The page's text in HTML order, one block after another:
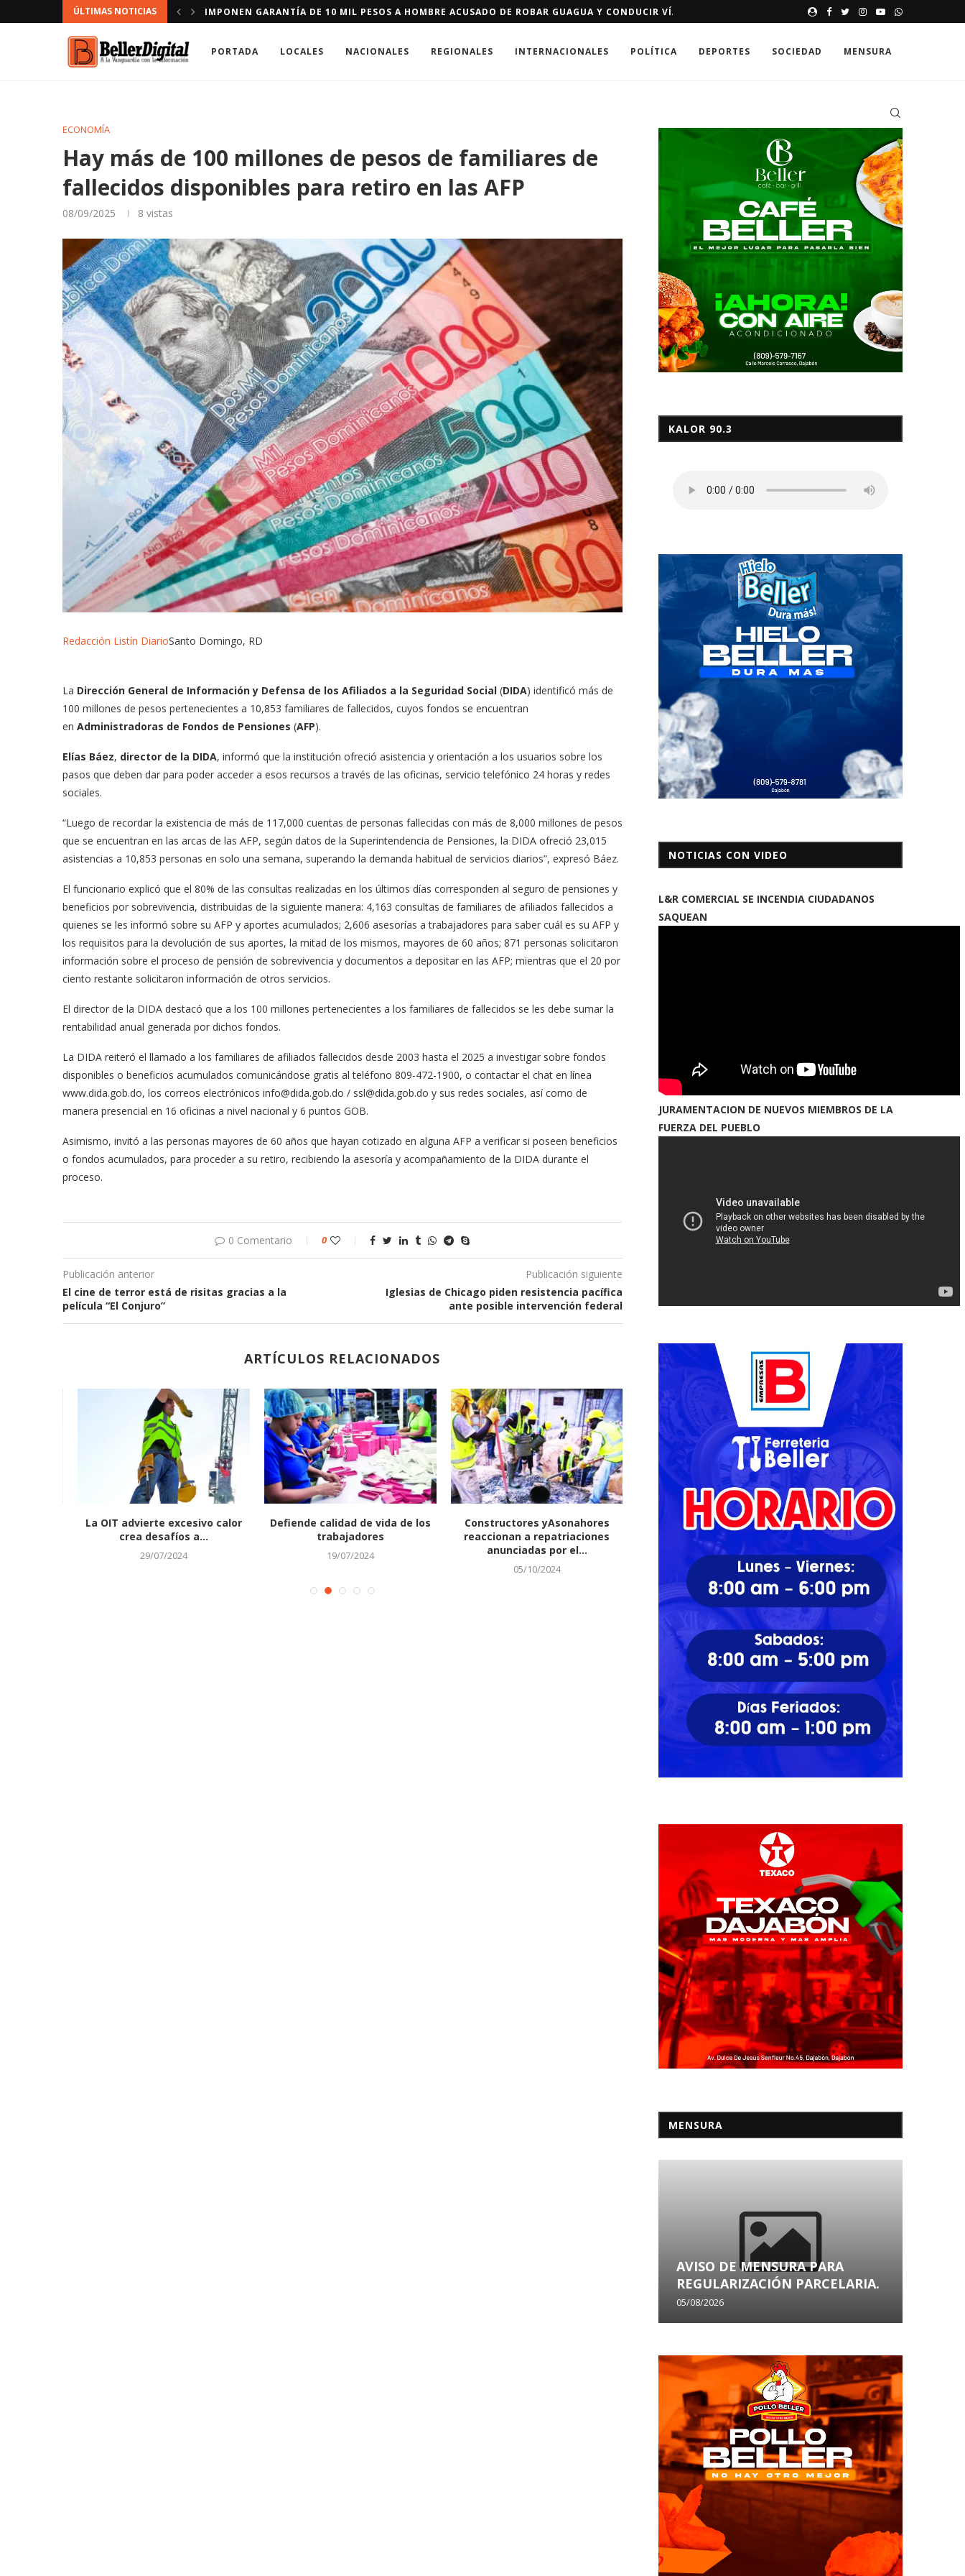
ÚLTIMAS NOTICIAS
VÍA CONTRARIA DOMINICANOS A LOS QUE SE LES NIEGUE RESIDENCIA DE EEUU PODRÁN PAGAR FIANZA DE HASTA 250,000 DÓLARES MEMORIAS DE UNA SONRISA
PORTADA LOCALES NACIONALES REGIONALES INTERNACIONALES POLÍTICA DEPORTES SOCIEDAD MENSURA
ECONOMÍA
Hay más de 100 millones de pesos de familiares de
fallecidos disponibles para retiro en las AFP
08/09/2025 8 vistas
Redacción Listín DiarioSanto Domingo, RD
La Dirección General de Información y Defensa de los Afiliados a la Seguridad Social (DIDA) identificó más de
100 millones de pesos pertenecientes a 10,853 familiares de fallecidos, cuyos fondos se encuentran
en Administradoras de Fondos de Pensiones (AFP).
Elías Báez, director de la DIDA, informó que la institución ofreció asistencia y orientación a los usuarios sobre los
pasos que deben dar para poder acceder a esos recursos a través de las oficinas, servicio telefónico 24 horas y redes
sociales.
“Luego de recordar la existencia de más de 117,000 cuentas de personas fallecidas con más de 8,000 millones de pesos
que se encuentran en las arcas de las AFP, según datos de la Superintendencia de Pensiones, la DIDA ofreció 23,015
asistencias a 10,853 personas en solo una semana, superando la demanda habitual de servicios diarios”, expresó Báez.
El funcionario explicó que el 80% de las consultas realizadas en los últimos días corresponden al seguro de pensiones y
beneficios por sobrevivencia, distribuidas de la siguiente manera: 4,163 consultas de familiares de afiliados fallecidos a
quienes se les informó sobre su AFP y aportes acumulados; 2,606 asesorías a trabajadores para saber cuál es su AFP y
los requisitos para la devolución de sus aportes, la mitad de los mismos, mayores de 60 años; 871 personas solicitaron
información sobre el proceso de pensión de sobrevivencia y documentos a depositar en las AFP; mientras que el 20 por
ciento restante solicitaron información de otros servicios.
El director de la DIDA destacó que a los 100 millones pertenecientes a los familiares de fallecidos se les debe sumar la
rentabilidad anual generada por dichos fondos.
La DIDA reiteró el llamado a los familiares de afiliados fallecidos desde 2003 hasta el 2025 a investigar sobre fondos
disponibles o beneficios acumulados comunicándose gratis al teléfono 809-472-1900, o contactar el chat en línea
www.dida.gob.do, los correos electrónicos info@dida.gob.do / ssl@dida.gob.do y sus redes sociales, así como de
manera presencial en 16 oficinas a nivel nacional y 6 puntos GOB.
Asimismo, invitó a las personas mayores de 60 años que hayan cotizado en alguna AFP a verificar si poseen beneficios
o fondos acumulados, para proceder a su retiro, recibiendo la asesoría y acompañamiento de la DIDA durante el
proceso.
0 Comentario 0
Publicación anterior
El cine de terror está de risitas gracias a la
película “El Conjuro”
Publicación siguiente
Iglesias de Chicago piden resistencia pacífica
ante posible intervención federal
ARTÍCULOS RELACIONADOS
La OIT advierte excesivo calor
crea desafíos a...
29/07/2024
Defiende calidad de vida de los
trabajadores
19/07/2024
Constructores yAsonahores
reaccionan a repatriaciones
anunciadas por el...
05/10/2024
Apagones castigan a Santo
Domingo Este sin ninguna...
15/07/2022
Alzas del carbón, gas
petróleo golpean...
29/09/2021
KALOR 90.3
NOTICIAS CON VIDEO
L&R COMERCIAL SE INCENDIA CIUDADANOS
SAQUEAN
JURAMENTACION DE NUEVOS MIEMBROS DE LA
FUERZA DEL PUEBLO
MENSURA
AVISO DE MENSURA PARA
REGULARIZACIÓN PARCELARIA.
05/08/2026